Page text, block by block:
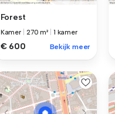
Forest
Kamer 270 m² 1 kamer
€ 600 Bekijk meer